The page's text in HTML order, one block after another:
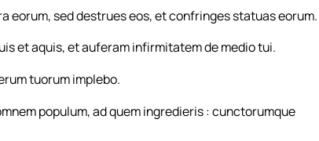
eorum, sed destrues eos, et confringes statuas eorum.
et aquis, et auferam infirmitatem de medio tui.
tuorum implebo.
populum, ad quem ingredieris : cunctorumque